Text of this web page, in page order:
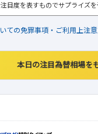
目度を表すものでサプライズを
ての免罪事項・ご利用上注
本日の注目為替相場を